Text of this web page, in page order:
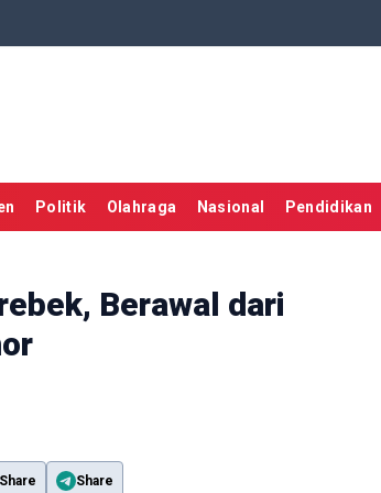
Politik Olahraga Nasional Pendidikan
Berawal dari
Share